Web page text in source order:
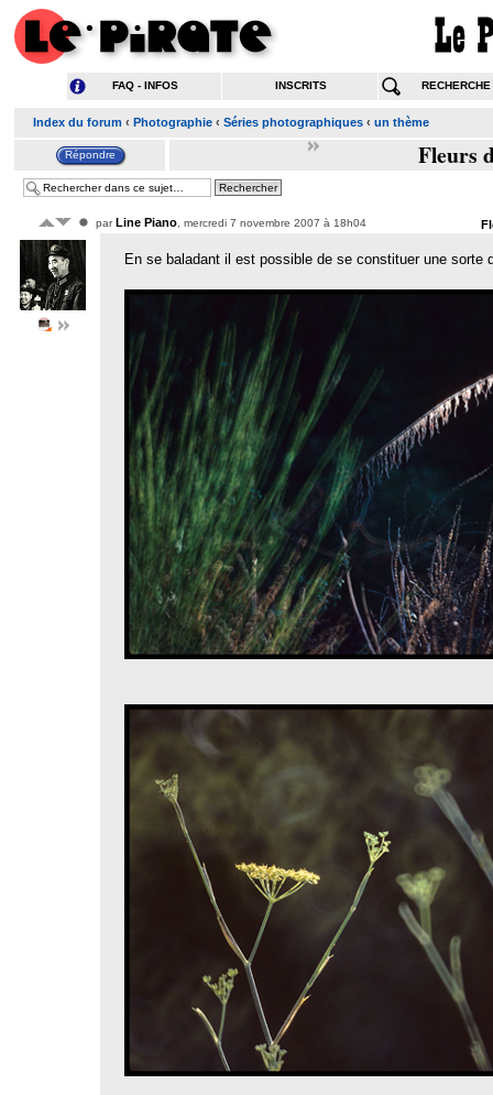
FAQ - INFOS INSCRITS RECHERCHE
Index du forum ‹ Photographie ‹ Séries photographiques ‹ un thème
Fleurs
parLine Piano , mercredi 7 novembre 2007 à 18h04
En se baladant il est possible de se constituer une sorte